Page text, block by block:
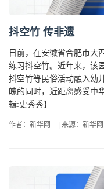
抖空竹 传非遗
日前，在安徽省合肥市大
练习抖空竹。近年来，该
抖空竹等民俗活动融入幼
魄的同时，近距离感受中
辑:史秀秀】
作者：新华网 来源：新华网